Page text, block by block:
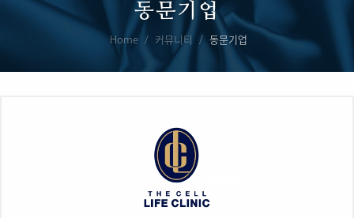
동문기업
Home 커뮤니티 동문기업